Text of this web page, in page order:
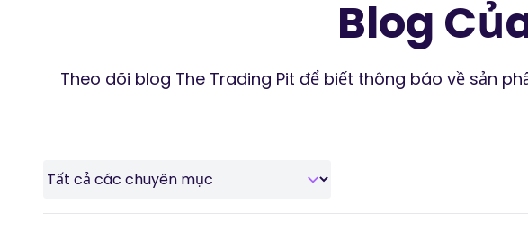
Blog
Theo dõi blog The Trading Pit để biết thông báo về sản